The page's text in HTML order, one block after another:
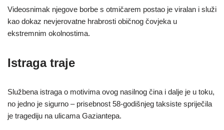
Videosnimak njegove borbe s otmičarem postao je viralan i služi
kao dokaz nevjerovatne hrabrosti običnog čovjeka u
ekstremnim okolnostima.
Istraga traje
Službena istraga o motivima ovog nasilnog čina i dalje je u toku,
no jedno je sigurno – prisebnost 58-godišnjeg taksiste spriječila
je tragediju na ulicama Gaziantepa.